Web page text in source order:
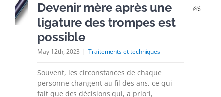
Devenir mère après une
ligature des trompes est
possible
May 12th, 2023 | Traitements et techniques
Souvent, les circonstances de chaque
personne changent au fil des ans, ce qui
fait que des décisions qui, a priori,